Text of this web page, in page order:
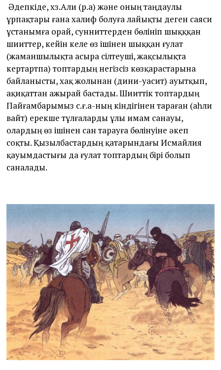
Әдепкіде, хз.Али (р.а) және оның таңдаулы
ұрпақтары ғана халиф болуға лайықты деген саяси
ұстанымға орай, сунниттерден бөлініп шықққан
шииттер, кейін келе өз ішінен шыққан ғулат
(жаманшылықта асыра сілтеуші, жақсылықта
кертартпа) топтардың негізсіз көзқарастарына
байланысты, хақ жолынан (дини-уасит) ауытқып,
ақиқаттан ажырай бастады. Шииттік топтардың
Пайғамбарымыз с.ғ.а-ның кіндігінен тараған (аһли
вайт) ерекше тұлғаларды ұлы имам санауы,
олардың өз ішінен сан тарауға бөлінуіне әкеп
соқты. Қызылбастардың қатарындағы Исмайлия
қауымдастығы да ғулат топтардың бірі болып
саналады.